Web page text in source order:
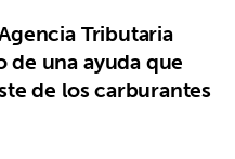
Tributaria
una ayuda que
de los carburantes